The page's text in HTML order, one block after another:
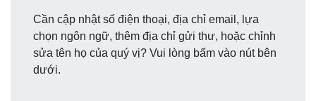
Cần cập nhật số điện thoại, địa chỉ email, lựa
chọn ngôn ngữ, thêm địa chỉ gửi thư, hoặc chỉnh
sửa tên họ của quý vị? Vui lòng bấm vào nút bên
dưới.